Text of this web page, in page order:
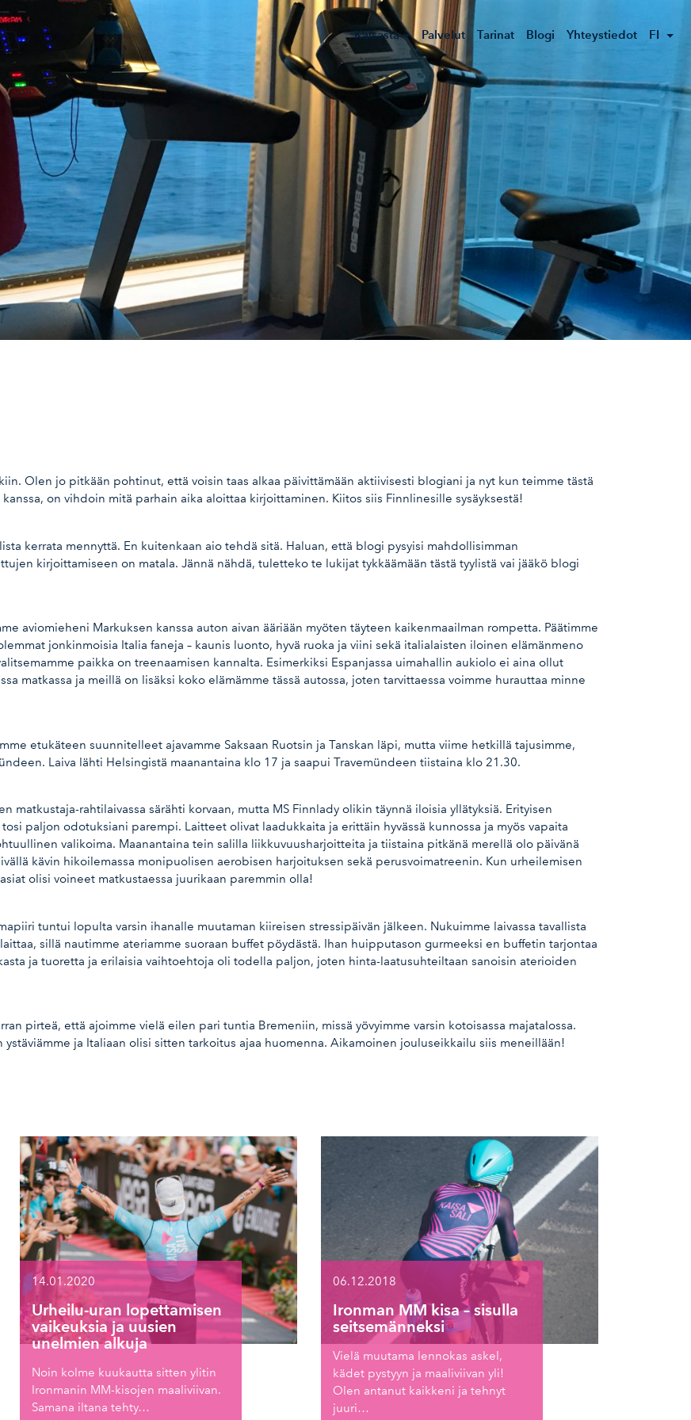
Kaisasta Palvelut Tarinat Blogi Yhteystiedot FI
Olen jo pitkään pohtinut, että voisin taas alkaa päivittämään aktiivisesti blogiani ja nyt kun teimme tästä
on vihdoin mitä parhain aika aloittaa kirjoittaminen. Kiitos siis Finnlinesille sysäyksestä!
kerrata mennyttä. En kuitenkaan aio tehdä sitä. Haluan, että blogi pysyisi mahdollisimman
kirjoittamiseen on matala. Jännä nähdä, tuletteko te lukijat tykkäämään tästä tyylistä vai jääkö blogi
aviomieheni Markuksen kanssa auton aivan ääriään myöten täyteen kaikenmaailman rompetta. Päätimme
jonkinmoisia Italia faneja – kaunis luonto, hyvä ruoka ja viini sekä italialaisten iloinen elämänmeno
paikka on treenaamisen kannalta. Esimerkiksi Espanjassa uimahallin aukiolo ei aina ollut
matkassa ja meillä on lisäksi koko elämämme tässä autossa, joten tarvittaessa voimme hurauttaa minne
etukäteen suunnitelleet ajavamme Saksaan Ruotsin ja Tanskan läpi, mutta viime hetkillä tajusimme,
Laiva lähti Helsingistä maanantaina klo 17 ja saapui Travemündeen tiistaina klo 21.30.
matkustaja-rahtilaivassa särähti korvaan, mutta MS Finnlady olikin täynnä iloisia yllätyksiä. Erityisen
paljon odotuksiani parempi. Laitteet olivat laadukkaita ja erittäin hyvässä kunnossa ja myös vapaita
valikoima. Maanantaina tein salilla liikkuvuusharjoitteita ja tiistaina pitkänä merellä olo päivänä
kävin hikoilemassa monipuolisen aerobisen harjoituksen sekä perusvoimatreenin. Kun urheilemisen
olisi voineet matkustaessa juurikaan paremmin olla!
tuntui lopulta varsin ihanalle muutaman kiireisen stressipäivän jälkeen. Nukuimme laivassa tavallista
sillä nautimme ateriamme suoraan buffet pöydästä. Ihan huipputason gurmeeksi en buffetin tarjontaa
ja tuoretta ja erilaisia vaihtoehtoja oli todella paljon, joten hinta-laatusuhteiltaan sanoisin aterioiden
pirteä, että ajoimme vielä eilen pari tuntia Bremeniin, missä yövyimme varsin kotoisassa majatalossa.
ja Italiaan olisi sitten tarkoitus ajaa huomenna. Aikamoinen jouluseikkailu siis meneillään!
14.01.2020
Urheilu-uran lopettamisen
vaikeuksia ja uusien
unelmien alkuja
Noin kolme kuukautta sitten ylitin
Ironmanin MM-kisojen maaliviivan.
Samana iltana tehty…
06.12.2018
Ironman MM kisa – sisulla
seitsemänneksi
Vielä muutama lennokas askel,
kädet pystyyn ja maaliviivan yli!
Olen antanut kaikkeni ja tehnyt
juuri…